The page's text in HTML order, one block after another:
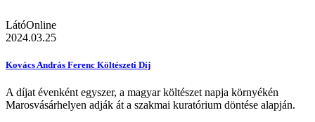
LátóOnline
2024.03.25
Kovács András Ferenc Költészeti Díj
A díjat évenként egyszer, a magyar költészet napja környékén
Marosvásárhelyen adják át a szakmai kuratórium döntése alapján.